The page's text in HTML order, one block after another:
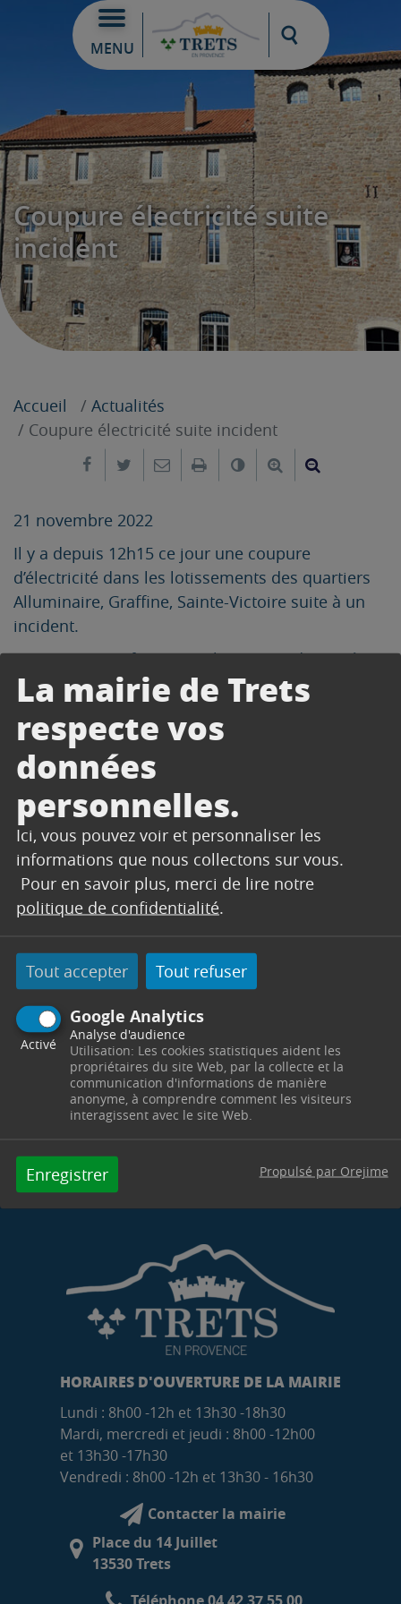
La mairie de Trets
respecte vos
données
personnelles.
Ici, vous pouvez voir et personnaliser les
informations que nous collectons sur vous.
Pour en savoir plus, merci de lire notre
politique de confidentialité.
Tout accepter Tout refuser
Google Analytics
Activé
Analyse d'audience
Utilisation: Les cookies statistiques aident les
propriétaires du site Web, par la collecte et la
communication d'informations de manière
anonyme, à comprendre comment les visiteurs
interagissent avec le site Web.
Enregistrer Propulsé par Orejime
MENU
Moteur de
Coupure électricité suite
incident
Accueil
Actualités
Coupure électricité suite incident
Partager sur Facebook
Partager sur Twitter
Envoyer par e-mail
ImprimerChanger leAgrandir le
21 novembre 2022
Il y a depuis 12h15 ce jour une coupure
d’électricité dans les lotissements des quartiers
Alluminaire, Graffine, Sainte-Victoire suite à un
incident.
ENEDIS nous informe que le courant devrait être
rétabli vers 16h30.
SERVICES TECHNIQUES
Secrétariat
Centre Technique Municipal
Télephone : 04 42 61 23 90 / 04 42 61 23 91
Horaires : Du lundi au jeudi de 8h00 à 12h00 et de
13h30 à 17h30 - le vendredi de 8h00 à 12h00 -
servicestechniques@trets.fr
Contacter par mail
Contacter
HORAIRES D'OUVERTURE DE LA MAIRIE
Lundi : 8h00 -12h et 13h30 -18h30
Mardi, mercredi et jeudi : 8h00 -12h00
et 13h30 -17h30
Vendredi : 8h00 -12h et 13h30 - 16h30
Contacter la mairie
Place du 14 Juillet
13530 Trets